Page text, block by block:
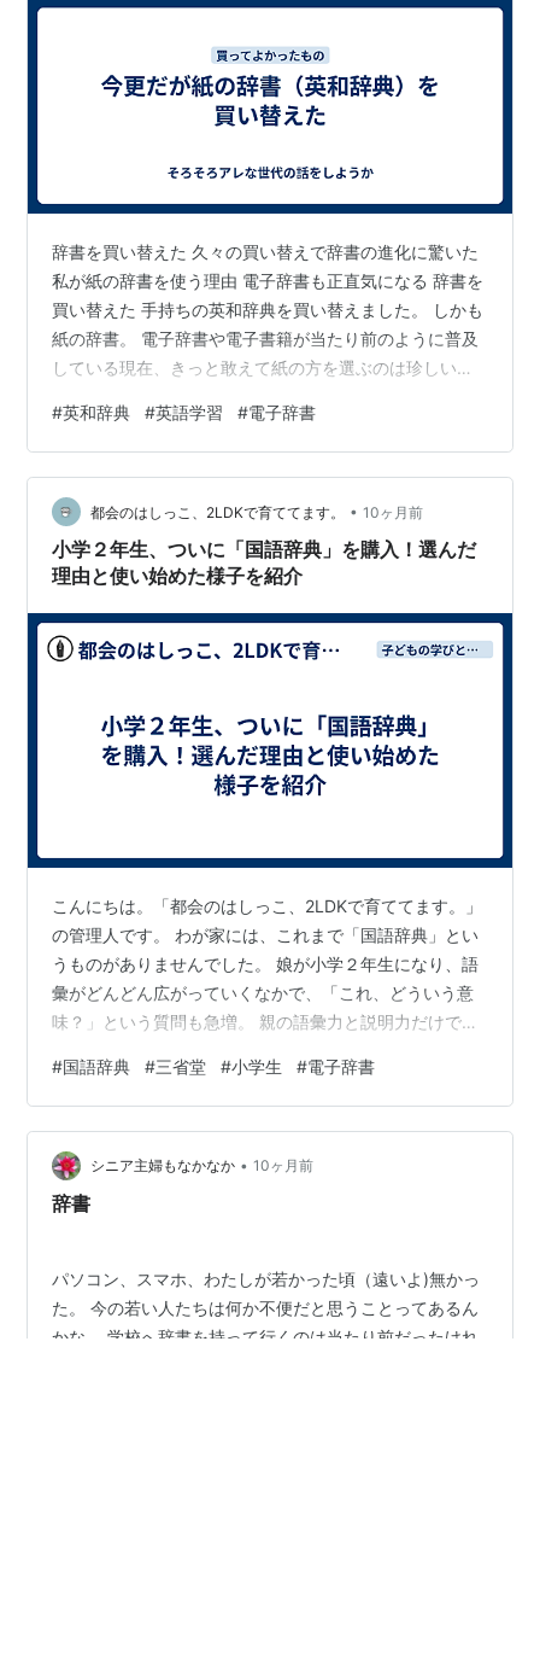
辞書を買い替えた 久々の買い替えで辞書の進化に驚いた
私が紙の辞書を使う理由 電子辞書も正直気になる 辞書を
買い替えた 手持ちの英和辞典を買い替えました。 しかも
紙の辞書。 電子辞書や電子書籍が当たり前のように普及
している現在、きっと敢えて紙の方を選ぶのは珍しいこ
語かもしれないし通じないかもしれない。 今は「辞書を
検索する」にとってかわられているかもしれない。 ネッ
トで「単語（言葉）を検索する」で済んでいるかもしれ
ない。 それでも言いたい。 紙の辞書だってまだまだ捨て
たもんじゃないよって事を。 久々の買い替えで辞書の進
化に驚いた 今回買い替え…
#英和辞典 #英語学習 #電子辞書
都会のはしっこ、2LDKで育ててます。 • 10ヶ月前
小学２年生、ついに「国語辞典」を購入！選んだ
理由と使い始めた様子を紹介
こんにちは。「都会のはしっこ、2LDKで育ててます。」
の管理人です。 わが家には、これまで「国語辞典」とい
うものがありませんでした。 娘が小学２年生になり、語
彙がどんどん広がっていくなかで、「これ、どういう意
味？」という質問も急増。 親の語彙力と説明力だけでは
に、国語辞典という強力な“助っ人”を導入することにしま
した。 今回はその経緯と、実際に購入した辞典、そして
使い始めてみた様子をレポートしたいと思います。 この
記事の3行まとめ 国語辞典がなかったわが家。親の説明
力に限界が… 過去の記事でも調べた「小学２年生と国語
#国語辞典 #三省堂 #小学生 #電子辞書
シニア主婦もなかなか • 10ヶ月前
辞書